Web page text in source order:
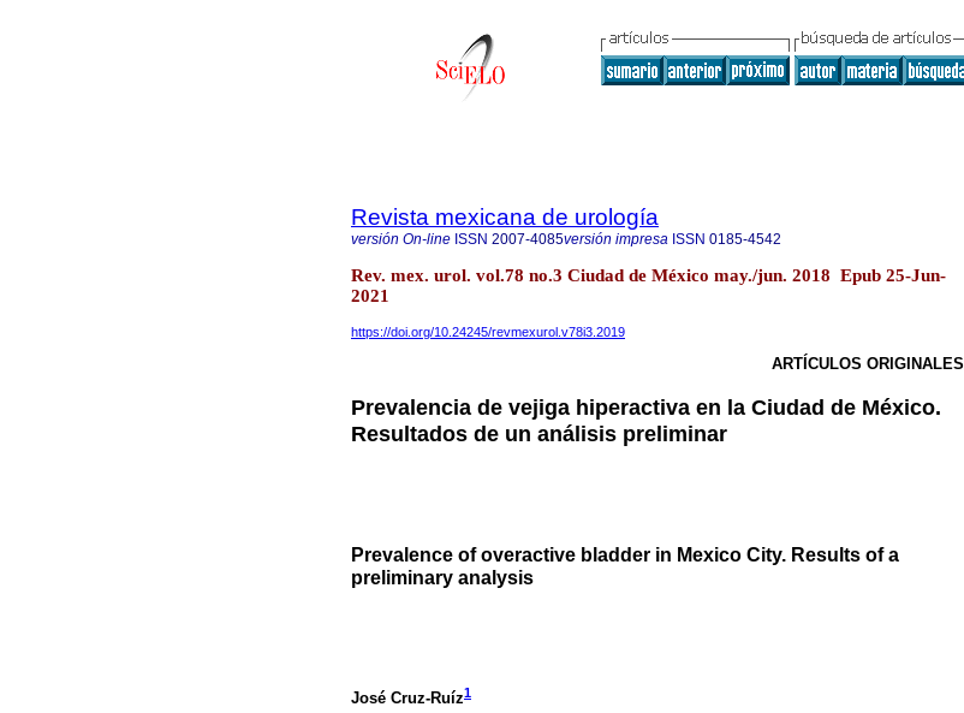
Revista mexicana de urología
versión On-line ISSN 2007-4085versión impresa ISSN 0185-4542
Rev. mex. urol. vol.78 no.3 Ciudad de México may./jun. 2018 Epub 25-Jun-
2021
https://doi.org/10.24245/revmexurol.v78i3.2019
ARTÍCULOS ORIGINALES
Prevalencia de vejiga hiperactiva en la Ciudad de México.
Resultados de un análisis preliminar
Prevalence of overactive bladder in Mexico City. Results of a
preliminary analysis
José Cruz-Ruíz1